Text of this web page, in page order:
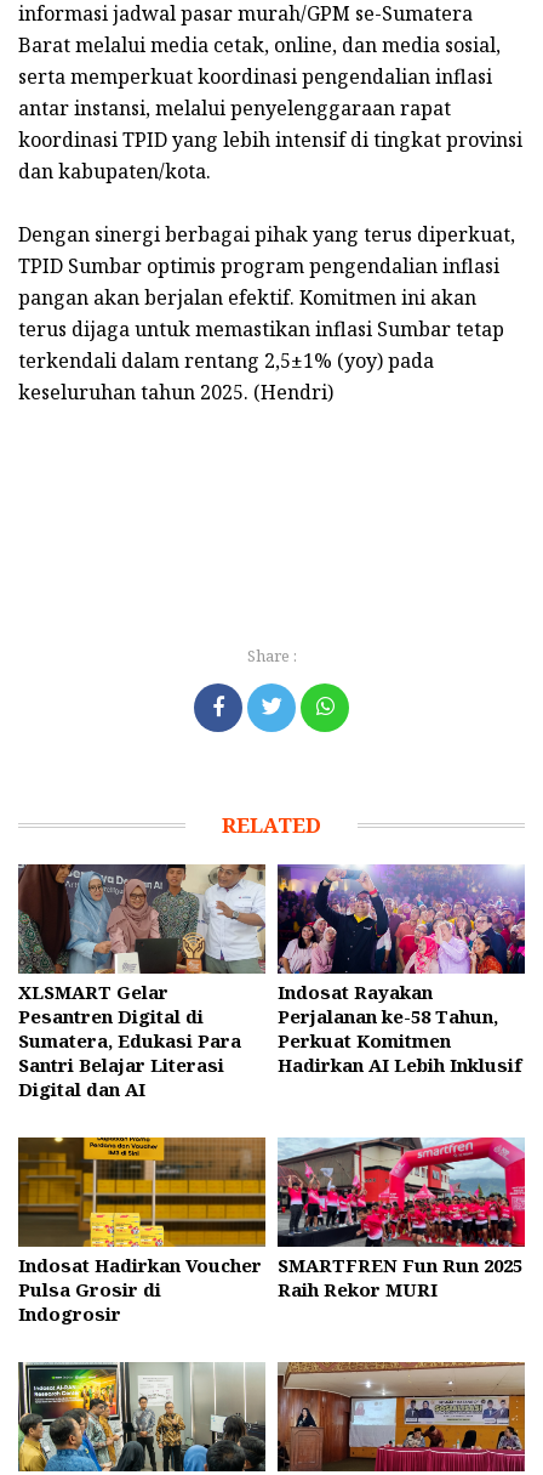
informasi jadwal pasar murah/GPM se-Sumatera
Barat melalui media cetak, online, dan media sosial,
serta memperkuat koordinasi pengendalian inflasi
antar instansi, melalui penyelenggaraan rapat
koordinasi TPID yang lebih intensif di tingkat provinsi
dan kabupaten/kota.
Dengan sinergi berbagai pihak yang terus diperkuat,
TPID Sumbar optimis program pengendalian inflasi
pangan akan berjalan efektif. Komitmen ini akan
terus dijaga untuk memastikan inflasi Sumbar tetap
terkendali dalam rentang 2,5±1% (yoy) pada
keseluruhan tahun 2025. (Hendri)
Share :
RELATED
XLSMART Gelar
Pesantren Digital di
Sumatera, Edukasi Para
Santri Belajar Literasi
Digital dan AI
Indosat Rayakan
Perjalanan ke-58 Tahun,
Perkuat Komitmen
Hadirkan AI Lebih Inklusif
Indosat Hadirkan Voucher
Pulsa Grosir di
Indogrosir
SMARTFREN Fun Run 2025
Raih Rekor MURI